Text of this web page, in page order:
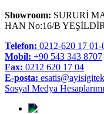
Showroom: SURURİ
HAN No:16/B
Telefon: 0212-620 17 01-
Mobil: +90 543 343 8707
Fax: 0212 620 17 04
E-posta:
Sosyal Medya